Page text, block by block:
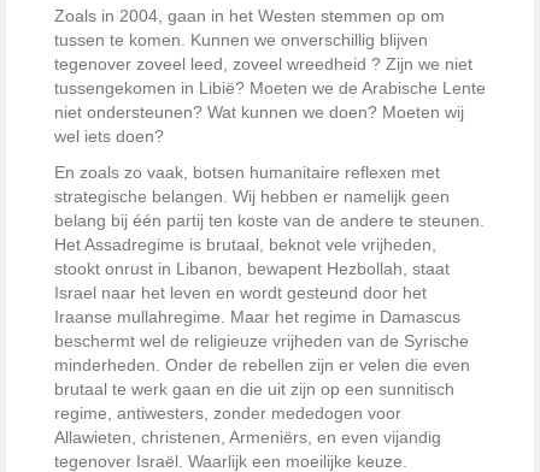
Zoals in 2004, gaan in het Westen stemmen op om
tussen te komen. Kunnen we onverschillig blijven
tegenover zoveel leed, zoveel wreedheid ? Zijn we niet
tussengekomen in Libië? Moeten we de Arabische Lente
niet ondersteunen? Wat kunnen we doen? Moeten wij
wel iets doen?
En zoals zo vaak, botsen humanitaire reflexen met
strategische belangen. Wij hebben er namelijk geen
belang bij één partij ten koste van de andere te steunen.
Het Assadregime is brutaal, beknot vele vrijheden,
stookt onrust in Libanon, bewapent Hezbollah, staat
Israel naar het leven en wordt gesteund door het
Iraanse mullahregime. Maar het regime in Damascus
beschermt wel de religieuze vrijheden van de Syrische
minderheden. Onder de rebellen zijn er velen die even
brutaal te werk gaan en die uit zijn op een sunnitisch
regime, antiwesters, zonder mededogen voor
Allawieten, christenen, Armeniërs, en even vijandig
tegenover Israël. Waarlijk een moeilijke keuze.